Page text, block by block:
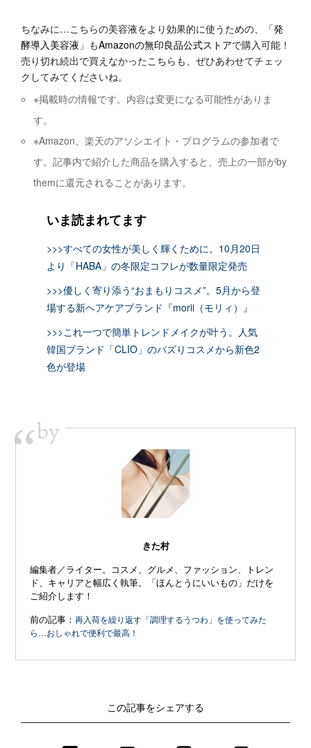
ちなみに…こちらの美容液をより効果的に使うための、「発
酵導入美容液 」もAmazonの無印良品公式ストアで購入可能！
売り切れ続出で買えなかったこちらも、ぜひあわせてチェッ
クしてみてくださいね。
※掲載時の情報です。内容は変更になる可能性がありま
す。
※Amazon、楽天のアソシエイト・プログラムの参加者で
す。記事内で紹介した商品を購入すると、売上の一部がby
themに還元されることがあります。
いま読まれてます
>>>すべての女性が美しく輝くために。10月20日
より「HABA」の冬限定コフレが数量限定発売
>>>優しく寄り添う“おまもりコスメ”。5月から登
場する新ヘアケアブランド『morii（モリィ）』
>>>これ一つで簡単トレンドメイクが叶う。人気
韓国ブランド「CLIO」のバズりコスメから新色2
色が登場
“by
きた村
編集者／ライター。コスメ、グルメ、ファッション、トレン
ド、キャリアと幅広く執筆。「ほんとうにいいもの」だけを
ご紹介します！
前の記事：再入荷を繰り返す「調理するうつわ」を使ってみた
ら…おしゃれで便利で最高！
この記事をシェアする